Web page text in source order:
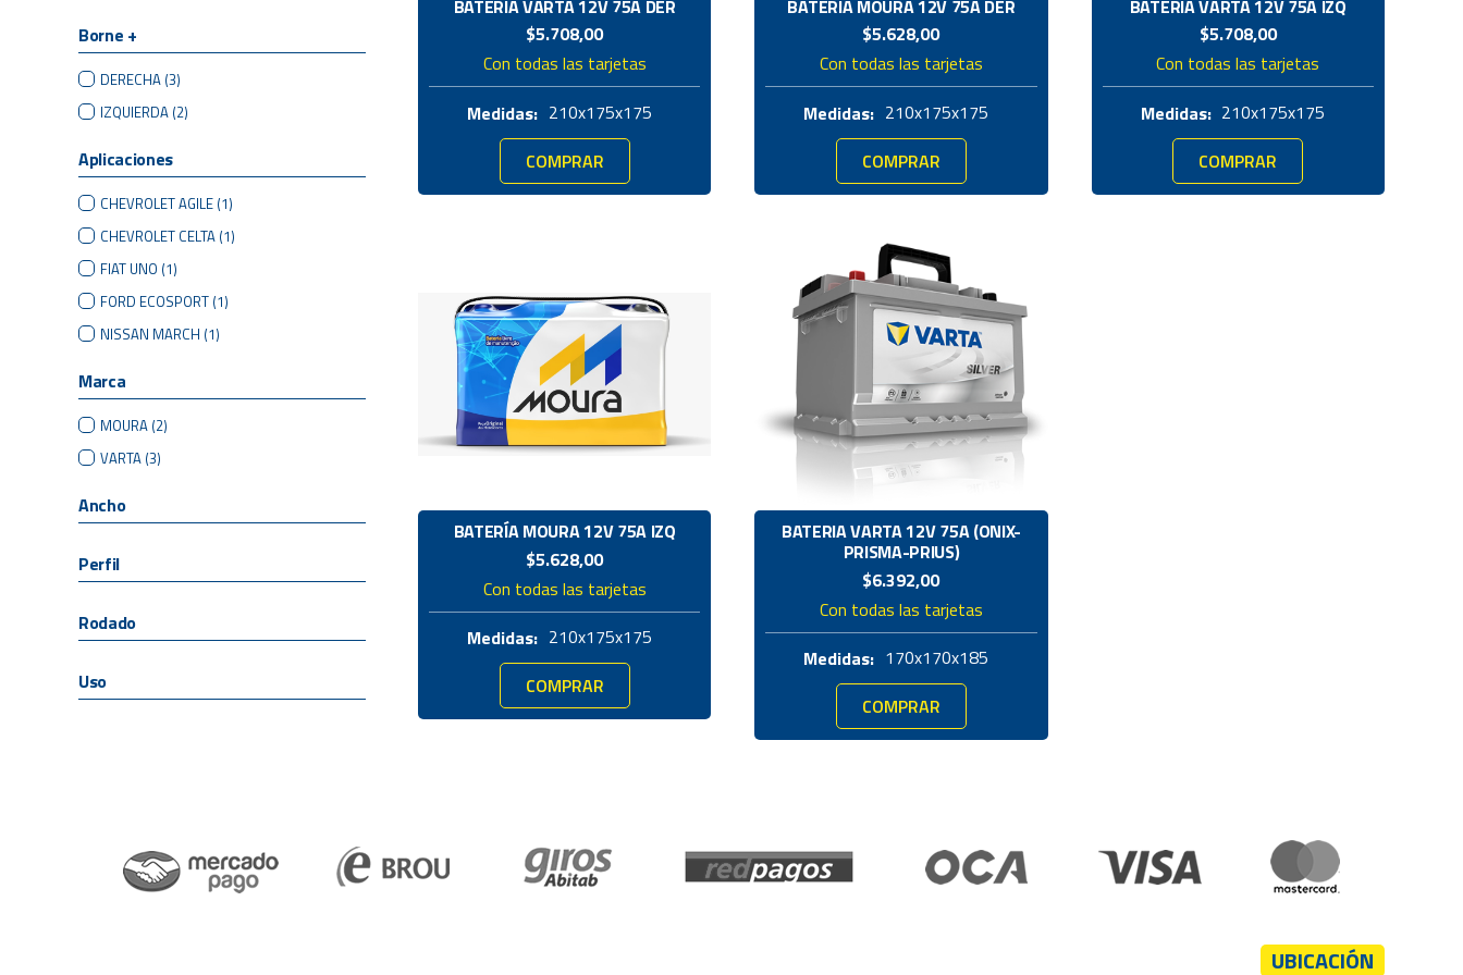
Borne +
DERECHA (3)
IZQUIERDA (2)
Aplicaciones
CHEVROLET AGILE (1)
CHEVROLET CELTA (1)
FIAT UNO (1)
FORD ECOSPORT (1)
NISSAN MARCH (1)
Marca
MOURA (2)
VARTA (3)
Ancho
Perfil
Rodado
Uso
BATERIA VARTA 12V 75A DER
$5.708,00
Con todas las tarjetas
Medidas: 210x175x175
COMPRAR
BATERÍA MOURA 12V 75A DER
$5.628,00
Con todas las tarjetas
Medidas: 210x175x175
COMPRAR
BATERIA VARTA 12V 75A IZQ
$5.708,00
Con todas las tarjetas
Medidas: 210x175x175
COMPRAR
BATERÍA MOURA 12V 75A IZQ
$5.628,00
Con todas las tarjetas
Medidas: 210x175x175
COMPRAR
BATERIA VARTA 12V 75A (ONIX-
PRISMA-PRIUS)
$6.392,00
Con todas las tarjetas
Medidas: 170x170x185
COMPRAR
UBICACIÓN